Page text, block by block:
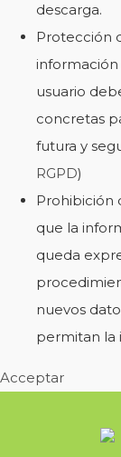
descarga.
Protección
usuario
concretas
futura y
RGPD)
Prohibición
que la
queda
nuevos
permitan la
Acceptar